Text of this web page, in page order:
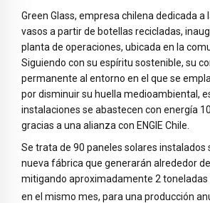
Green Glass, empresa chilena dedicada a
vasos a partir de botellas recicladas,
planta de operaciones, ubicada en la
Siguiendo con su espíritu sostenible, su
permanente al entorno en el que se
por disminuir su huella medioambiental,
instalaciones se abastecen con energía
gracias a una alianza con ENGIE Chile.
Se trata de 90 paneles solares instalados
nueva fábrica que generarán alrededor
mitigando aproximadamente 2 toneladas
en el mismo mes, para una producción